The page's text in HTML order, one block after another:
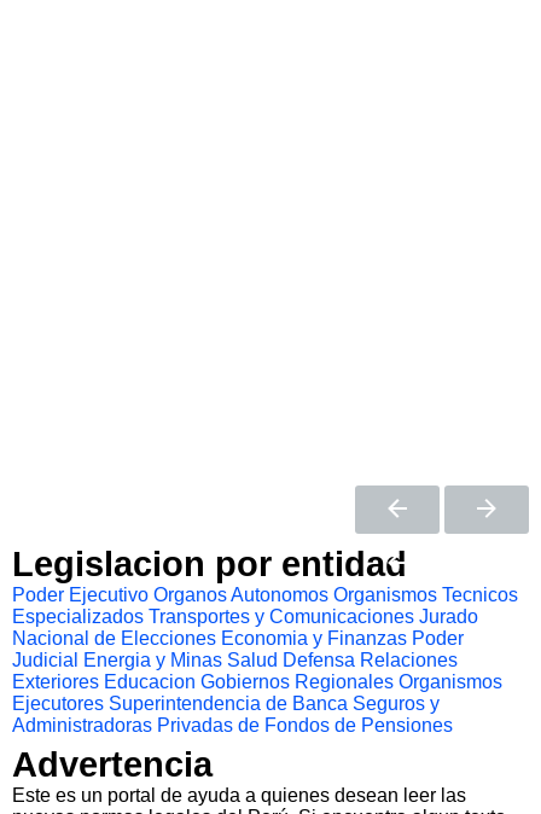
Legislacion por entidad
Poder Ejecutivo Organos Autonomos Organismos Tecnicos
Especializados Transportes y Comunicaciones Jurado
Nacional de Elecciones Economia y Finanzas Poder
Judicial
Energia y Minas Salud Defensa Relaciones
Exteriores Educacion Gobiernos Regionales Organismos
Ejecutores Superintendencia de Banca Seguros y
Administradoras Privadas de Fondos de Pensiones
Advertencia
Este es un portal de ayuda a quienes desean leer las